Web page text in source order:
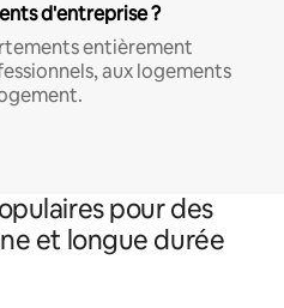
d'entreprise ?
entièrement
aux logements
pour des
et longue durée